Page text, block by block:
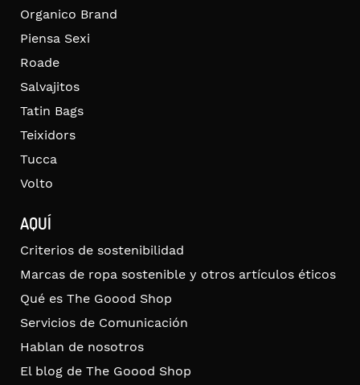
Organico Brand
Piensa Sexi
Roade
Salvajitos
Tatin Bags
Teixidors
Tucca
Volto
AQUÍ
Criterios de sostenibilidad
Marcas de ropa sostenible y otros artículos éticos
Qué es The Goood Shop
Servicios de Comunicación
Hablan de nosotros
El blog de The Goood Shop